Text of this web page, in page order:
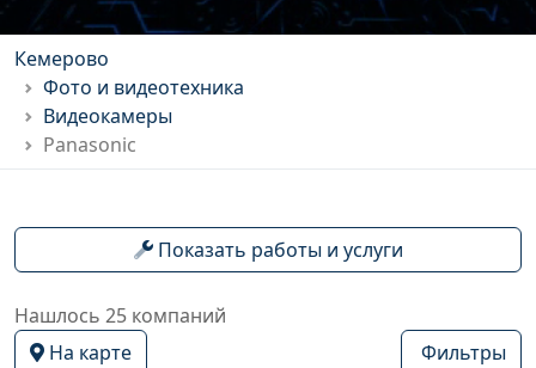
Кемерово
Фото и видеотехника
Видеокамеры
Panasonic
Показать работы и услуги
Нашлось 25 компаний
На карте
Фильтры